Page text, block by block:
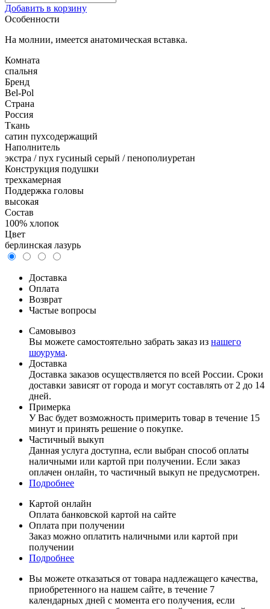
Добавить в корзину
Особенности
На молнии, имеется анатомическая вставка.
Комната
спальня
Бренд
Bel-Pol
Страна
Россия
Ткань
сатин пухсодержащий
Наполнитель
экстра / пух гусиный серый / пенополиуретан
Конструкция подушки
трехкамерная
Поддержка головы
высокая
Состав
100% хлопок
Цвет
берлинская лазурь
Доставка
Оплата
Возврат
Частые вопросы
Самовывоз
Вы можете самостоятельно забрать заказ из нашего
шоурума.
Доставка
Доставка заказов осуществляется по всей России. Сроки
доставки зависят от города и могут составлять от 2 до 14
дней.
Примерка
У Вас будет возможность примерить товар в течение 15
минут и принять решение о покупке.
Частичный выкуп
Данная услуга доступна, если выбран способ оплаты
наличными или картой при получении. Если заказ
оплачен онлайн, то частичный выкуп не предусмотрен.
Подробнее
Картой онлайн
Оплата банковской картой на сайте
Оплата при получении
Заказ можно оплатить наличными или картой при
получении
Подробнее
Вы можете отказаться от товара надлежащего качества,
приобретенного на нашем сайте, в течение 7
календарных дней с момента его получения, если